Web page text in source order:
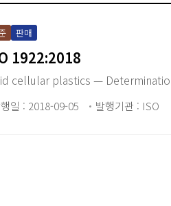
판매
1922:2018
cellular plastics —
일 : 2018-09-05 발행기관 : ISO